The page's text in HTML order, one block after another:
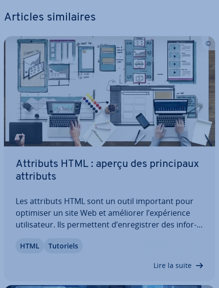
Articles si­mi­laires
Attributs HTML : aperçu des prin­ci­paux
attributs
Les attributs HTML sont un outil important pour
optimiser un site Web et améliorer l’ex­pé­rience
uti­li­sa­teur. Ils per­met­tent d’en­re­gis­trer des in­for­
ca­rac­té­ris­tiques de con­cep­tion. Découvrez ici ce
HTML Tutoriels
Lire la suite